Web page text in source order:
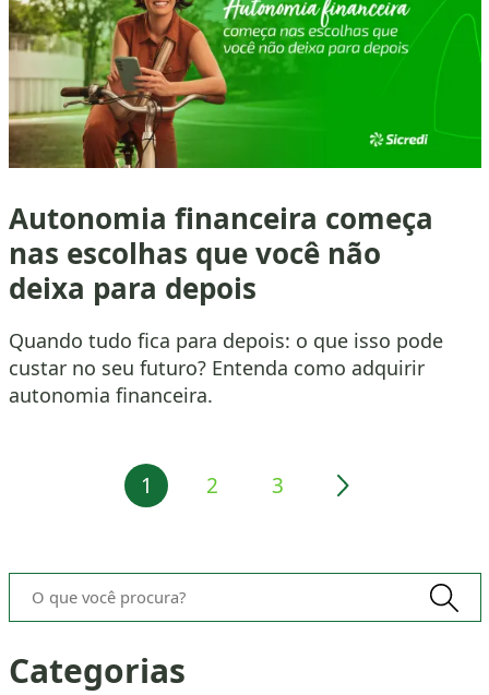
Autonomia financeira começa
nas escolhas que você não
deixa para depois
Quando tudo fica para depois: o que isso pode
custar no seu futuro? Entenda como adquirir
autonomia financeira.
1 2 3
O que você procura?
Categorias